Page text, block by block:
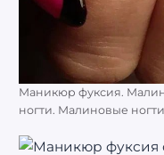
Маникюр фуксия.
ногти. Малиновые ногти